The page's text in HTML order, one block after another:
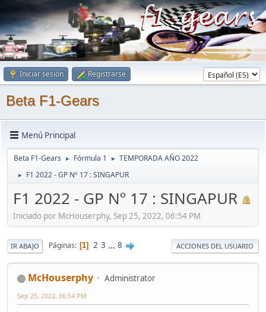
Iniciar sesión Registrarse
Beta F1-Gears
Menú Principal
Beta F1-Gears ► Fórmula 1 ► TEMPORADA AÑO 2022
► F1 2022 - GP Nº 17 : SINGAPUR
F1 2022 - GP Nº 17 : SINGAPUR
Iniciado por McHouserphy, Sep 25, 2022, 06:54 PM
IR ABAJO Páginas 1 2 3 ... 8 ACCIONES DEL USUARIO
McHouserphy Administrator
Sep 25, 2022, 06:54 PM